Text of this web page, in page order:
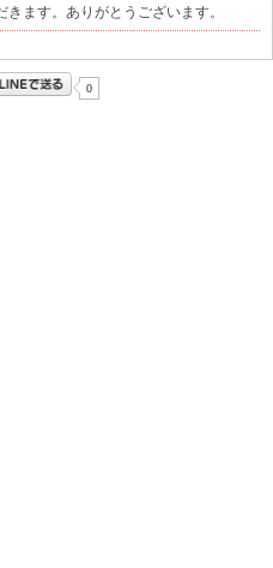
ます。ありがとうございます。
0